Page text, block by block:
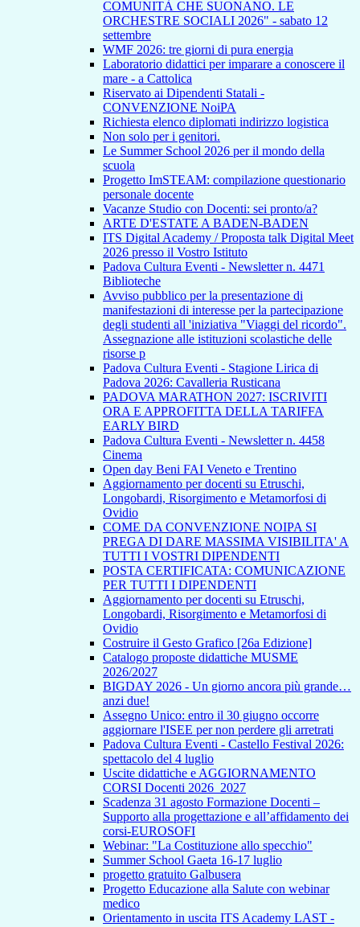
COMUNITÀ CHE SUONANO. LE
ORCHESTRE SOCIALI 2026" - sabato 12
settembre
WMF 2026: tre giorni di pura energia
Laboratorio didattici per imparare a conoscere il
mare - a Cattolica
Riservato ai Dipendenti Statali -
CONVENZIONE NoiPA
Richiesta elenco diplomati indirizzo logistica
Non solo per i genitori.
Le Summer School 2026 per il mondo della
scuola
Progetto ImSTEAM: compilazione questionario
personale docente
Vacanze Studio con Docenti: sei pronto/a?
ARTE D'ESTATE A BADEN-BADEN
ITS Digital Academy / Proposta talk Digital Meet
2026 presso il Vostro Istituto
Padova Cultura Eventi - Newsletter n. 4471
Biblioteche
Avviso pubblico per la presentazione di
manifestazioni di interesse per la partecipazione
degli studenti all 'iniziativa "Viaggi del ricordo".
Assegnazione alle istituzioni scolastiche delle
risorse p
Padova Cultura Eventi - Stagione Lirica di
Padova 2026: Cavalleria Rusticana
PADOVA MARATHON 2027: ISCRIVITI
ORA E APPROFITTA DELLA TARIFFA
EARLY BIRD
Padova Cultura Eventi - Newsletter n. 4458
Cinema
Open day Beni FAI Veneto e Trentino
Aggiornamento per docenti su Etruschi,
Longobardi, Risorgimento e Metamorfosi di
Ovidio
COME DA CONVENZIONE NOIPA SI
PREGA DI DARE MASSIMA VISIBILITA' A
TUTTI I VOSTRI DIPENDENTI
POSTA CERTIFICATA: COMUNICAZIONE
PER TUTTI I DIPENDENTI
Aggiornamento per docenti su Etruschi,
Longobardi, Risorgimento e Metamorfosi di
Ovidio
Costruire il Gesto Grafico [26a Edizione]
Catalogo proposte didattiche MUSME
2026/2027
BIGDAY 2026 - Un giorno ancora più grande…
anzi due!
Assegno Unico: entro il 30 giugno occorre
aggiornare l'ISEE per non perdere gli arretrati
Padova Cultura Eventi - Castello Festival 2026:
spettacolo del 4 luglio
Uscite didattiche e AGGIORNAMENTO
CORSI Docenti 2026_2027
Scadenza 31 agosto Formazione Docenti –
Supporto alla progettazione e all’affidamento dei
corsi-EUROSOFI
Webinar: "La Costituzione allo specchio"
Summer School Gaeta 16-17 luglio
progetto gratuito Galbusera
Progetto Educazione alla Salute con webinar
medico
Orientamento in uscita ITS Academy LAST -